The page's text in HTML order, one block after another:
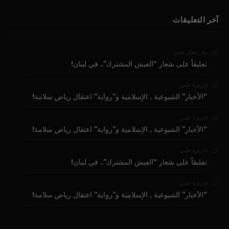
آخر التعليقات
بيار عقل على
تعليقاً على شعار “العيش المشترك”.. في لبنان!
قارىء على
“الأخبار” الشيوعية ـ الإسلامية و”رواية” اعتقال رياض سلامة!
قارىء على
“الأخبار” الشيوعية ـ الإسلامية و”رواية” اعتقال رياض سلامة!
قارىء على
تعليقاً على شعار “العيش المشترك”.. في لبنان!
قارىء على
“الأخبار” الشيوعية ـ الإسلامية و”رواية” اعتقال رياض سلامة!